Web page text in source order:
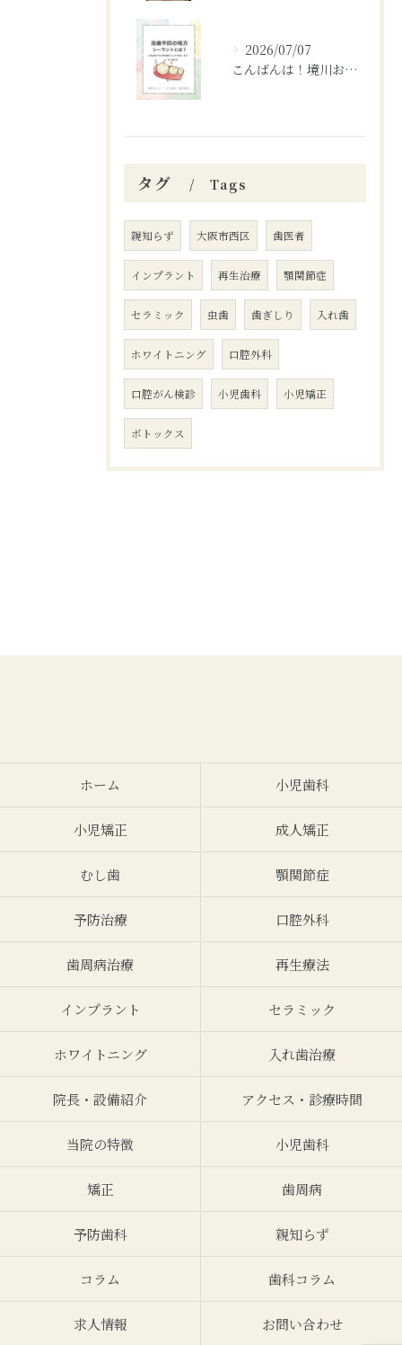
2026/07/07
こんばんは！境川おとなこども歯科矯正歯科です🦷✨
タグ Tags
親知らず 大阪市西区 歯医者
インプラント 再生治療 顎関節症
セラミック 虫歯 歯ぎしり 入れ歯
ホワイトニング 口腔外科
口腔がん検診 小児歯科 小児矯正
ボトックス
ホーム 小児歯科
小児矯正 成人矯正
むし歯 顎関節症
予防治療 口腔外科
歯周病治療 再生療法
インプラント セラミック
ホワイトニング 入れ歯治療
院長・設備紹介 アクセス・診療時間
当院の特徴 小児歯科
矯正 歯周病
予防歯科 親知らず
コラム 歯科コラム
求人情報 お問い合わせ